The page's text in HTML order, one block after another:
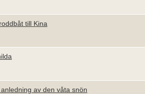
till Kina
av den våta snön